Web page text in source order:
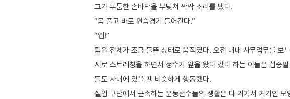
그가 두툼한 손바닥을 부딪쳐 짝짝 소리를 냈다.
“몸 풀고 바로 연습경기 들어간다.”
“옙!”
팀원 전체가 조금 들뜬 상태로 움직였다. 오전 내내 사무업무를
시로 스트레칭을 하면서 정수기 앞을 왔다 갔다 하는 이들은 십중
들도 사내에 있을 땐 비슷하게 행동했다.
실업 구단에서 근속하는 운동선수들의 생활은 다 거기서 거기인